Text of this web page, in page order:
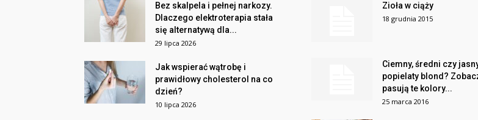
Bez skalpela i pełnej narkozy.
Dlaczego elektroterapia stała
się alternatywą dla...
29 lipca 2026
Jak wspierać wątrobę i
prawidłowy cholesterol na co
dzień?
10 lipca 2026
Zioła w ciąży
18 grudnia 2015
Ciemny, średni czy
popielaty blond?
pasują te kolory...
25 marca 2016